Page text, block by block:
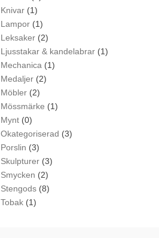
Knivar (1)
Lampor (1)
Leksaker (2)
Ljusstakar & kandelabrar (1)
Mechanica (1)
Medaljer (2)
Möbler (2)
Mössmärke (1)
Mynt (0)
Okategoriserad (3)
Porslin (3)
Skulpturer (3)
Smycken (2)
Stengods (8)
Tobak (1)